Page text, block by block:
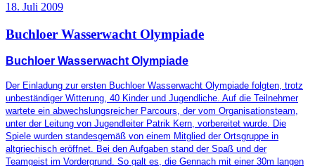
18. Juli 2009
Buchloer Wasserwacht Olympiade
Buchloer Wasserwacht Olympiade
Der Einladung zur ersten Buchloer Wasserwacht Olympiade folgten, trotz
unbeständiger Witterung, 40 Kinder und Jugendliche. Auf die Teilnehmer
wartete ein abwechslungsreicher Parcours, der vom Organisationsteam,
unter der Leitung von Jugendleiter Patrik Kern, vorbereitet wurde. Die
Spiele wurden standesgemäß von einem Mitglied der Ortsgruppe in
altgriechisch eröffnet. Bei den Aufgaben stand der Spaß und der
Teamgeist im Vordergrund. So galt es, die Gennach mit einer 30m langen